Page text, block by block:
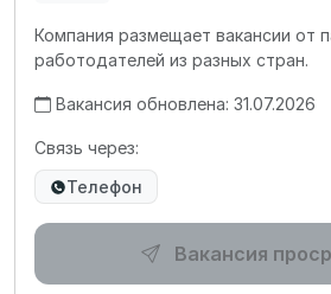
Компания размещает вакансии от
работодателей из разных стран.
Вакансия обновлена: 31.07.2026
Связь через:
Телефон
Вакансия